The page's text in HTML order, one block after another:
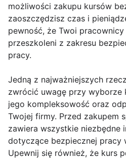
możliwości zakupu kursów
zaoszczędzisz czas i
pewność, że Twoi
przeszkoleni z zakresu
pracy.
Jedną z najważniejszych
zwrócić uwagę przy wyborze
jego kompleksowość oraz
Twojej firmy. Przed zakupem
zawiera wszystkie niezbędne
dotyczące bezpiecznej pracy
Upewnij się również, że kurs